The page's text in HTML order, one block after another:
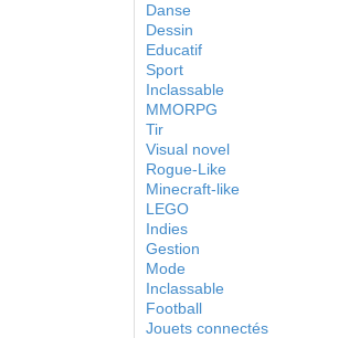
Danse
Dessin
Educatif
Sport
Inclassable
MMORPG
Tir
Visual novel
Rogue-Like
Minecraft-like
LEGO
Indies
Gestion
Mode
Inclassable
Football
Jouets connectés